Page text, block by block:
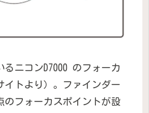
ニコンD7000 のフォーカ
イトより）。ファインダー
のフォーカスポイントが設